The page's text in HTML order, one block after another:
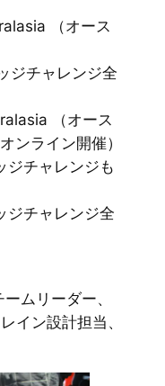
（オース
チャレンジ全
（オース
ンライン開催）
チャレンジも
チャレンジ全
ムリーダー、
イン設計担当、